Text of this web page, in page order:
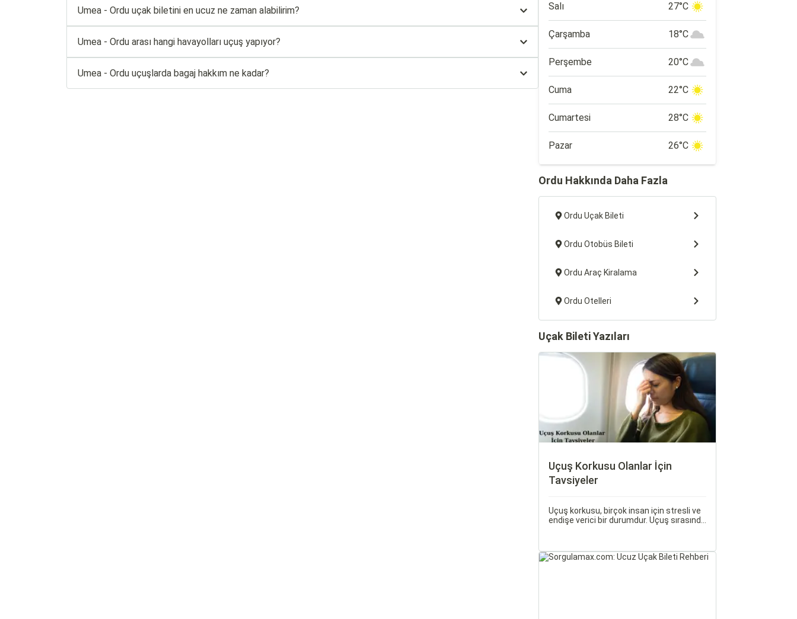
Umea - Ordu uçak biletini en ucuz ne zaman alabilirim?
Umea - Ordu arası hangi havayolları uçuş yapıyor?
Umea - Ordu uçuşlarda bagaj hakkım ne kadar?
Salı 27°C
Çarşamba 18°C
Perşembe 20°C
Cuma 22°C
Cumartesi 28°C
Pazar 26°C
Ordu Hakkında Daha Fazla
Ordu Uçak Bileti
Ordu Otobüs Bileti
Ordu Araç Kiralama
Ordu Otelleri
Uçak Bileti Yazıları
Uçuş Korkusu Olanlar İçin
Tavsiyeler
Uçuş korkusu, birçok insan için stresli ve
endişe verici bir durumdur. Uçuş sırasında